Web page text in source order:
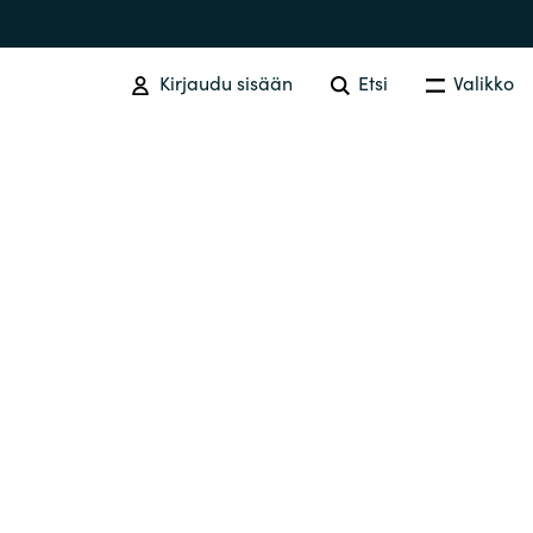
Kirjaudu sisään Etsi Valikko